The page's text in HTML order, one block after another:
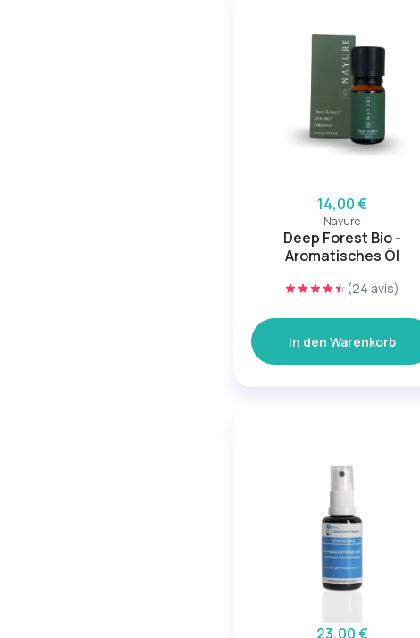
14,00 €
Nayure
Deep Forest Bio -
Aromatisches Öl
(24 avis)
In den Warenkorb
23,00 €